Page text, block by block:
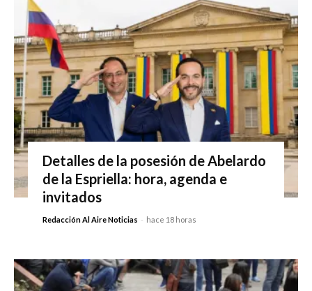
Detalles de la posesión de Abelardo
de la Espriella: hora, agenda e
invitados
Redacción Al Aire Noticias - hace 18 horas